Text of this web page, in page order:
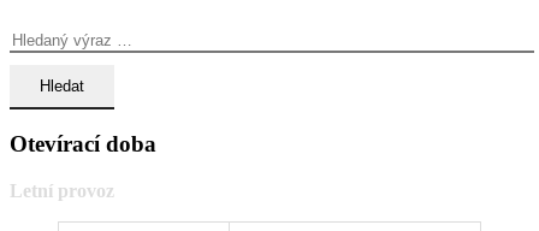
Otevírací doba
Letní provoz